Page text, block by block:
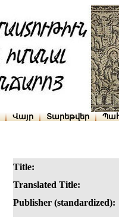
Վայր Տարեթվեր
Title:
Translated Title:
Publisher (standardized):